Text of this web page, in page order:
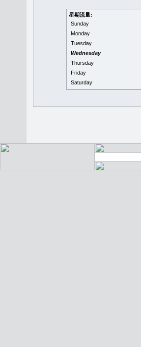
星期流量:
Sunday
Monday
Tuesday
Wednesday
Thursday
Friday
Saturday